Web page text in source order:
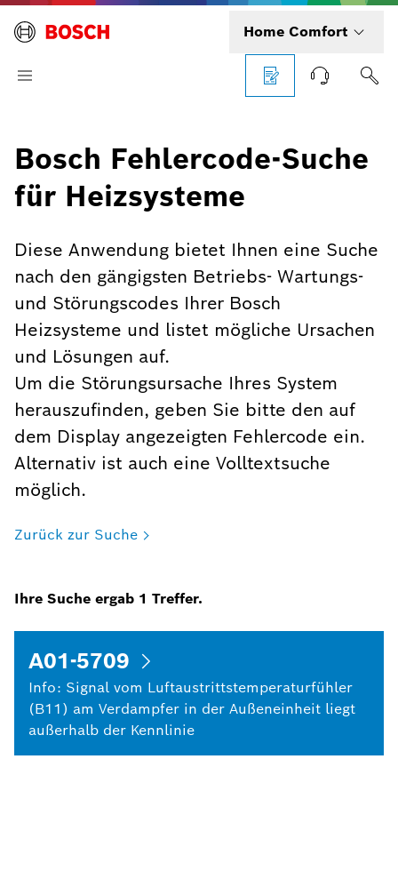
Home Comfort
Bosch Fehlercode-Suche
für Heizsysteme
Diese Anwendung bietet Ihnen eine Suche
nach den gängigsten Betriebs- Wartungs-
und Störungscodes Ihrer Bosch
Heizsysteme und listet mögliche Ursachen
und Lösungen auf.
Um die Störungsursache Ihres System
herauszufinden, geben Sie bitte den auf
dem Display angezeigten Fehlercode ein.
Alternativ ist auch eine Volltextsuche
möglich.
Zurück zur Suche
Ihre Suche ergab 1 Treffer.
A01-5709
Info: Signal vom Luftaustrittstemperaturfühler
(B11) am Verdampfer in der Außeneinheit liegt
außerhalb der Kennlinie